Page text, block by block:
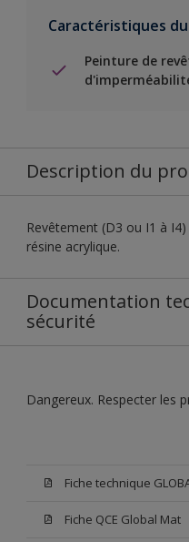
Caractéristiques
Peinture de
Description du
Revêtement (D3 ou I1 à
résine acrylique.
Documentation
sécurité
Dangereux. Respecter les
Fiche technique
Fiche QCE Global Mat